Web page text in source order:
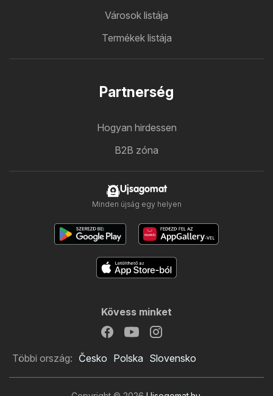
Városok listája
Termékek listája
Partnerség
Hogyan hirdessen
B2B zóna
Ujsagomat
Minden újság egy helyen
Kövess minket
Többi ország: Česko Polska Slovensko